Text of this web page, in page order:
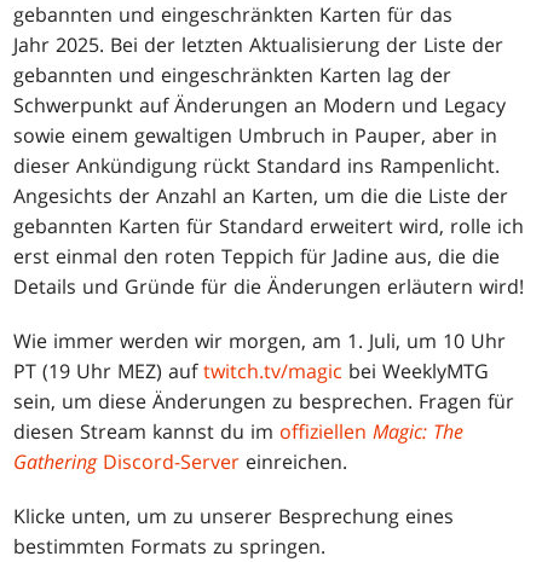
gebannten und eingeschränkten Karten für das
Jahr 2025. Bei der letzten Aktualisierung der Liste der
gebannten und eingeschränkten Karten lag der
Schwerpunkt auf Änderungen an Modern und Legacy
sowie einem gewaltigen Umbruch in Pauper, aber in
dieser Ankündigung rückt Standard ins Rampenlicht.
Angesichts der Anzahl an Karten, um die die Liste der
gebannten Karten für Standard erweitert wird, rolle ich
erst einmal den roten Teppich für Jadine aus, die die
Details und Gründe für die Änderungen erläutern wird!
Wie immer werden wir morgen, am 1. Juli, um 10 Uhr
PT (19 Uhr MEZ) auftwitch.tv/magic bei WeeklyMTG
sein, um diese Änderungen zu besprechen. Fragen für
diesen Stream kannst du im offiziellenMagic: The
GatheringDiscord-Server einreichen.
Klicke unten, um zu unserer Besprechung eines
bestimmten Formats zu springen.